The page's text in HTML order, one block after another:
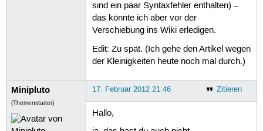
sind ein paar Syntaxfehler enthalten) –
das könnte ich aber vor der
Verschiebung ins Wiki erledigen.
Edit: Zu spät. (Ich gehe den Artikel wegen
der Kleinigkeiten heute noch mal durch.)
Minipluto
(Themenstarter)
Zitieren
17. Februar 2012 21:46
Hallo,